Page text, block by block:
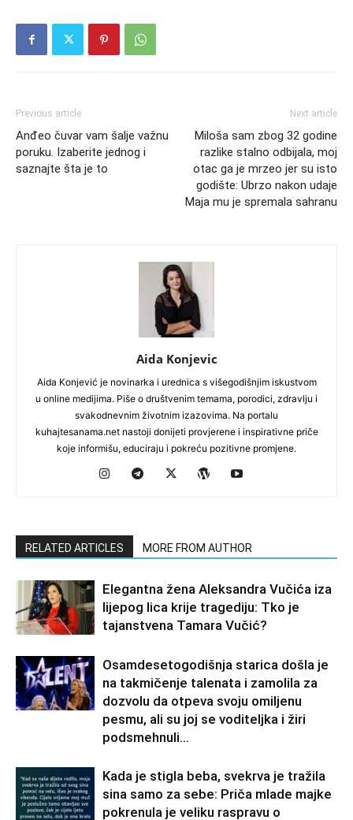
Previous article
Anđeo čuvar vam šalje važnu
poruku. Izaberite jednog i
saznajte šta je to
Next article
Miloša sam zbog 32 godine
razlike stalno odbijala, moj
otac ga je mrzeo jer su isto
godište: Ubrzo nakon udaje
Maja mu je spremala sahranu
Aida Konjevic
Aida Konjević je novinarka i urednica s višegodišnjim iskustvom
u online medijima. Piše o društvenim temama, porodici, zdravlju i
svakodnevnim životnim izazovima. Na portalu
kuhajtesanama.net nastoji donijeti provjerene i inspirativne priče
koje informišu, educiraju i pokreću pozitivne promjene.
RELATED ARTICLES MORE FROM AUTHOR
Elegantna žena Aleksandra Vučića iza
lijepog lica krije tragediju: Tko je
tajanstvena Tamara Vučić?
Osamdesetogodišnja starica došla je
na takmičenje talenata i zamolila za
dozvolu da otpeva svoju omiljenu
pesmu, ali su joj se voditeljka i žiri
podsmehnuli...
Kada je stigla beba, svekrva je tražila
sina samo za sebe: Priča mlade majke
pokrenula je veliku raspravu o